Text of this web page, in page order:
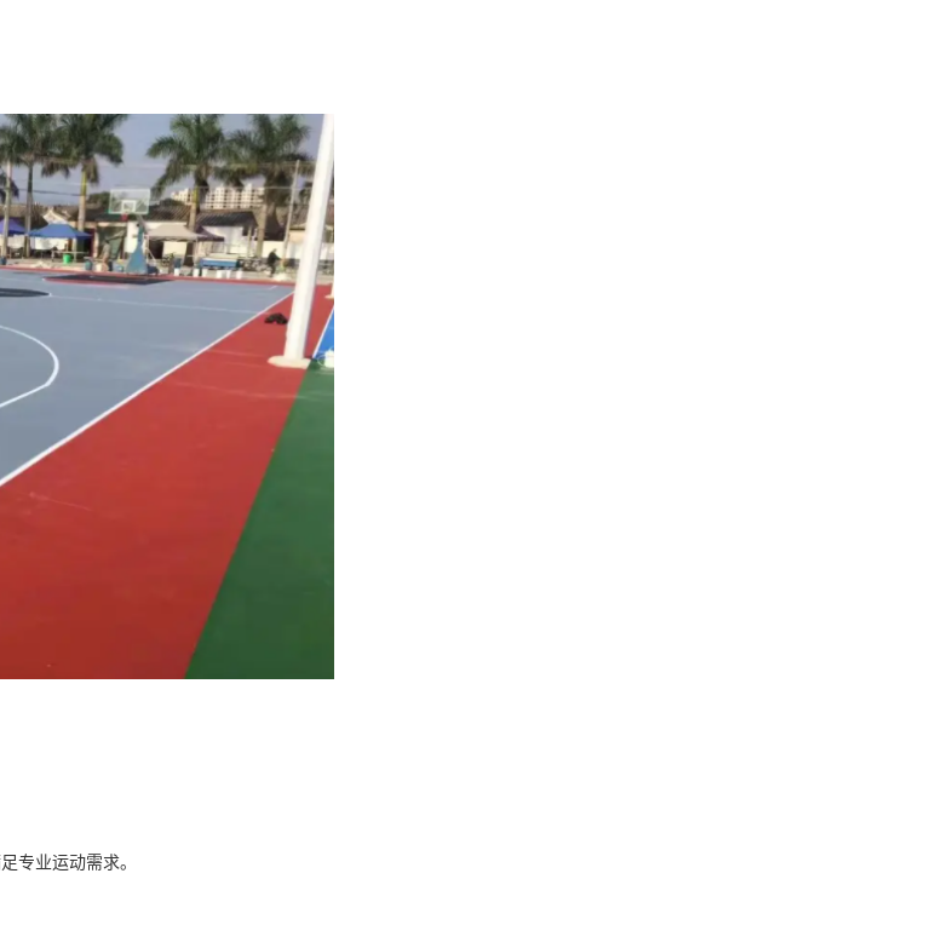
业运动需求。